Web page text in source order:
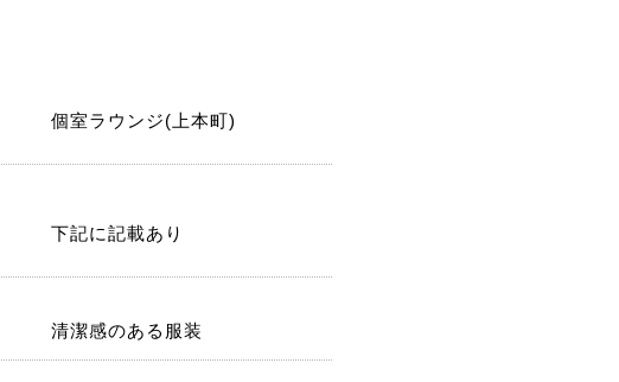
個室ラウンジ(上本町)
下記に記載あり
清潔感のある服装